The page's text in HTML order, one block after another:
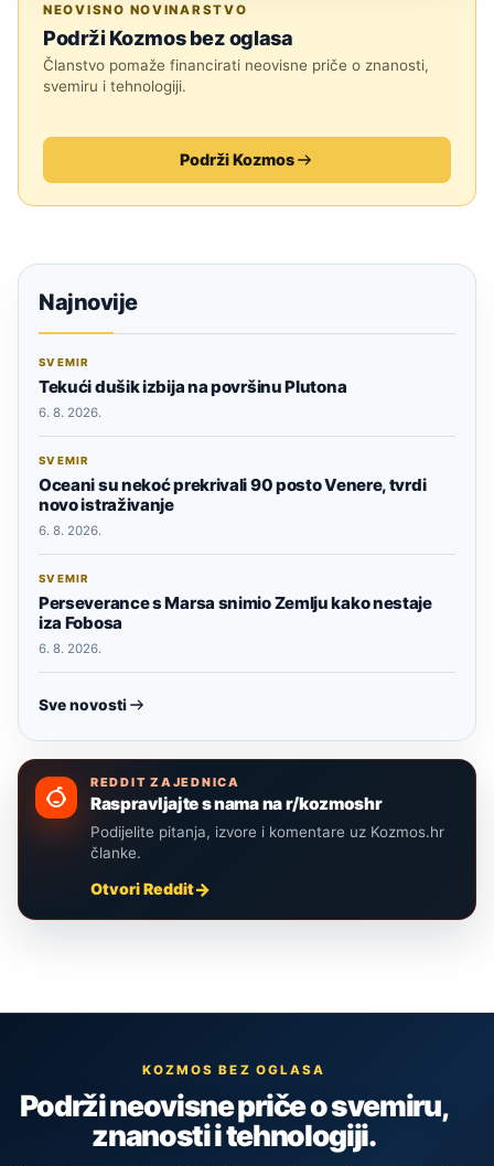
NEOVISNO NOVINARSTVO
Podrži Kozmos bez oglasa
Članstvo pomaže financirati neovisne priče o znanosti,
svemiru i tehnologiji.
Podrži Kozmos
Najnovije
SVEMIR
Tekući dušik izbija na površinu Plutona
6. 8. 2026.
SVEMIR
Oceani su nekoć prekrivali 90 posto Venere, tvrdi
novo istraživanje
6. 8. 2026.
SVEMIR
Perseverance s Marsa snimio Zemlju kako nestaje
iza Fobosa
6. 8. 2026.
Sve novosti
REDDIT ZAJEDNICA
Raspravljajte s nama na r/kozmoshr
Podijelite pitanja, izvore i komentare uz Kozmos.hr
članke.
Otvori Reddit
KOZMOS BEZ OGLASA
Podrži neovisne priče o svemiru,
znanosti i tehnologiji.